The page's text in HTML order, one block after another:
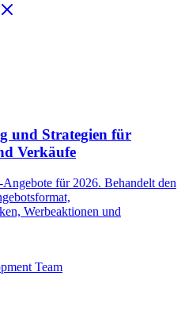
und Strategien für
Verkäufe
für 2026. Behandelt den
Werbeaktionen und
Team